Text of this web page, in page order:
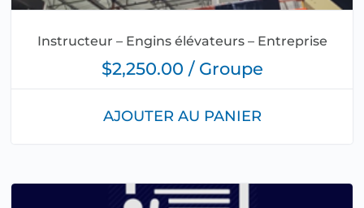
Instructeur – Engins élévateurs – Entreprise
$2,250.00 / Groupe
AJOUTER AU PANIER